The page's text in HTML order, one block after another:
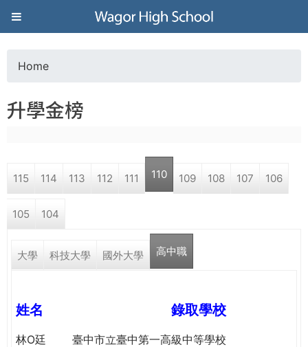
Jump to navigation
葳
格
高
學
o
a
r
e
e
Home
升學金榜
115 114 113 112 111 110 109 108 107 106
105 104
大學 科技大學 國外大學 高中職
姓名 錄取學校
林O廷 臺中市立臺中第一高級中等學校